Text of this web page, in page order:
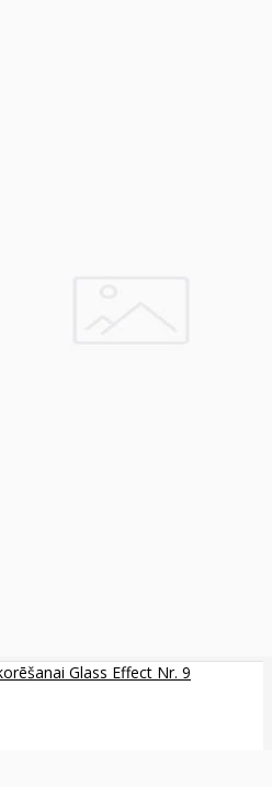
Glass Effect Nr. 9